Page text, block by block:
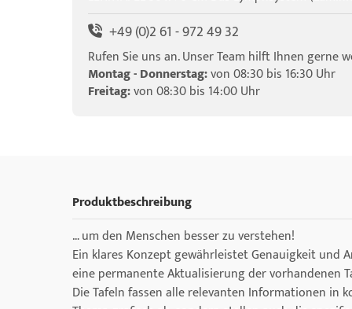
+49 (0)2 61 - 972 49 32
Rufen Sie uns an. Unser Team hilft Ihnen gerne
Montag - Donnerstag:von 08:30 bis 16:30 Uhr
Freitag:von 08:30 bis 14:00 Uhr
Produktbeschreibung
… um den Menschen besser zu verstehen!
Ein klares Konzept gewährleistet Genauigkeit und
eine permanente Aktualisierung der vorhandenen
Die Tafeln fassen alle relevanten Informationen in